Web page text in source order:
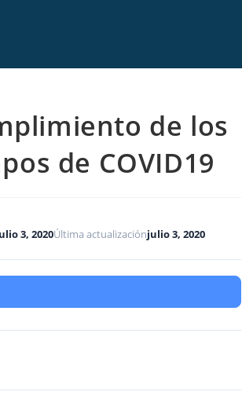
de los
de COVID19
3, 2020Última actualizaciónjulio 3, 2020